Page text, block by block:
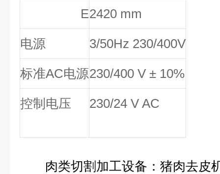
E2420 mm
电源 3/50Hz 230/400V
标准AC电源230/400 V ± 10%
控制电压 230/24 V AC
肉类切割加工设备：猪肉去皮